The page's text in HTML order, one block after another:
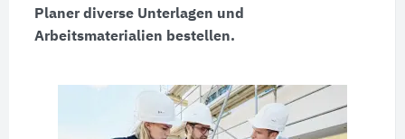
Planer diverse Unterlagen und
Arbeitsmaterialien bestellen.